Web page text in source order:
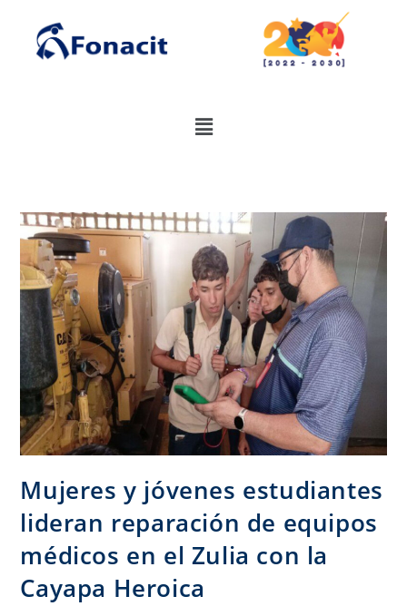
Mujeres y jóvenes estudiantes
lideran reparación de equipos
médicos en el Zulia con la
Cayapa Heroica